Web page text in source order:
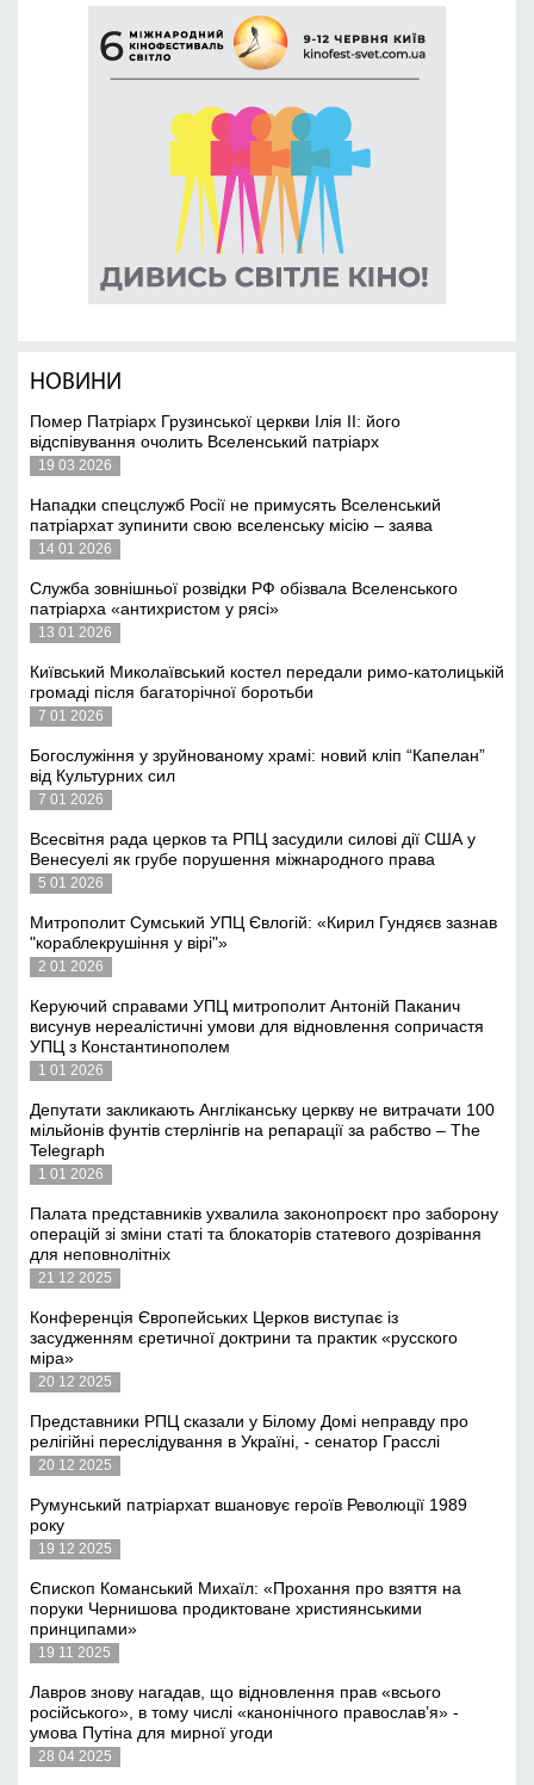
НОВИНИ
Помер Патріарх Грузинської церкви Ілія II: його
відспівування очолить Вселенський патріарх
19 03 2026
Нападки спецслужб Росії не примусять Вселенський
патріархат зупинити свою вселенську місію – заява
14 01 2026
Служба зовнішньої розвідки РФ обізвала Вселенського
патріарха «антихристом у рясі»
13 01 2026
Київський Миколаївський костел передали римо-католицькій
громаді після багаторічної боротьби
7 01 2026
Богослужіння у зруйнованому храмі: новий кліп “Капелан”
від Культурних сил
7 01 2026
Всесвітня рада церков та РПЦ засудили силові дії США у
Венесуелі як грубе порушення міжнародного права
5 01 2026
Митрополит Сумський УПЦ Євлогій: «Кирил Гундяєв зазнав
"кораблекрушіння у вірі"»
2 01 2026
Керуючий справами УПЦ митрополит Антоній Паканич
висунув нереалістичні умови для відновлення сопричастя
УПЦ з Константинополем
1 01 2026
Депутати закликають Англіканську церкву не витрачати 100
мільйонів фунтів стерлінгів на репарації за рабство – The
Telegraph
1 01 2026
Палата представників ухвалила законопроєкт про заборону
операцій зі зміни статі та блокаторів статевого дозрівання
для неповнолітніх
21 12 2025
Конференція Європейських Церков виступає із
засудженням єретичної доктрини та практик «русского
міра»
20 12 2025
Представники РПЦ сказали у Білому Домі неправду про
релігійні переслідування в Україні, - сенатор Грасслі
20 12 2025
Румунський патріархат вшановує героїв Революції 1989
року
19 12 2025
Єпископ Команський Михаїл: «Прохання про взяття на
поруки Чернишова продиктоване християнськими
принципами»
19 11 2025
Лавров знову нагадав, що відновлення прав «всього
російського», в тому числі «канонічного православ’я» -
умова Путіна для мирної угоди
28 04 2025